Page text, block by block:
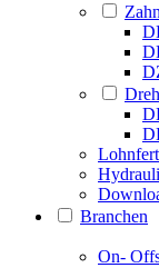
Branchen
On-